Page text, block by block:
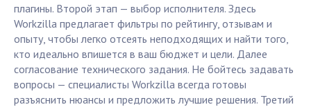
плагины. Второй этап — выбор исполнителя. Здесь
Workzilla предлагает фильтры по рейтингу, отзывам и
опыту, чтобы легко отсеять неподходящих и найти того,
кто идеально впишется в ваш бюджет и цели. Далее
согласование технического задания. Не бойтесь задавать
вопросы — специалисты Workzilla всегда готовы
разъяснить нюансы и предложить лучшие решения. Третий